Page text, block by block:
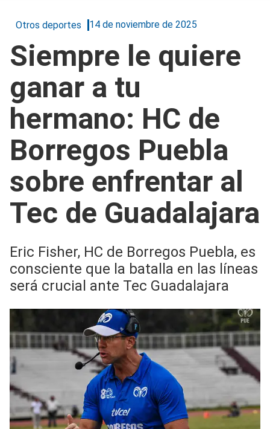
Otros deportes 14 de noviembre de 2025
Siempre le quiere
ganar a tu
hermano: HC de
Borregos Puebla
sobre enfrentar al
Tec de Guadalajara
Eric Fisher, HC de Borregos Puebla, es
consciente que la batalla en las líneas
será crucial ante Tec Guadalajara